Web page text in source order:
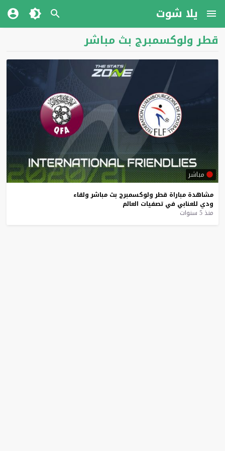
يلا شوت
قطر ولوكسمبرج بث مباشر
مباشر
مشاهدة مباراة قطر ولوكسمبرج بث مباشر ولقاء
ودي للعنابي في تصفيات العالم
منذ 5 سنوات